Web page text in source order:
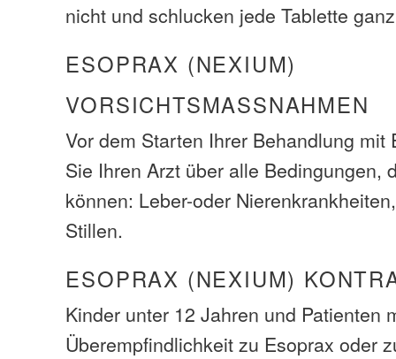
nicht und schlucken jede Tablette
ESOPRAX (NEXIUM)
VORSICHTSMASSNAHMEN
Vor dem Starten Ihrer Behandlung mit
Sie Ihren Arzt über alle Bedingungen,
können: Leber-oder
Stillen.
ESOPRAX (NEXIUM)
Kinder unter 12 Jahren und Patienten
Überempfindlichkeit zu Esoprax oder